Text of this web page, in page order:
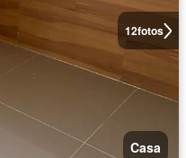
12fotos
Casa